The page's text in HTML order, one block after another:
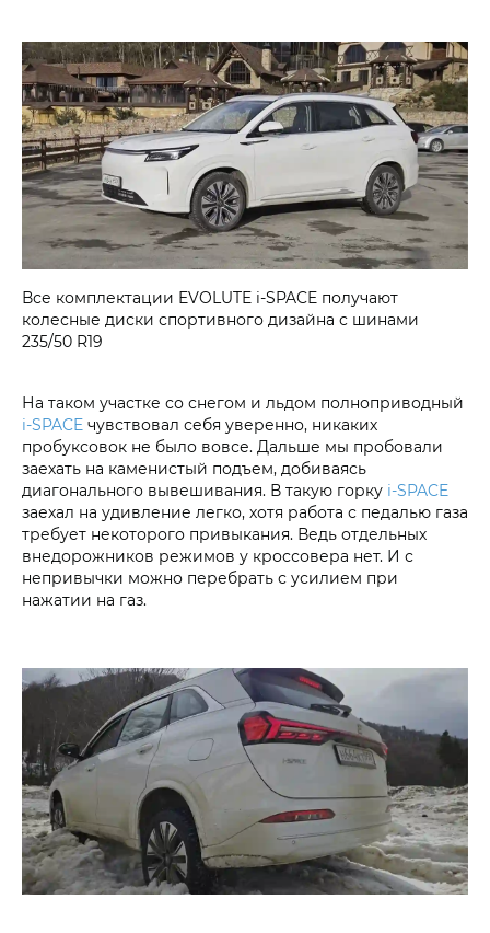
Все комплектации EVOLUTE i‑SPACE получают
колесные диски спортивного дизайна с шинами
235/50 R19
На таком участке со снегом и льдом полноприводный
i‑SPACE чувствовал себя уверенно, никаких
пробуксовок не было вовсе. Дальше мы пробовали
заехать на каменистый подъем, добиваясь
диагонального вывешивания. В такую горку i‑SPACE
заехал на удивление легко, хотя работа с педалью газа
требует некоторого привыкания. Ведь отдельных
внедорожников режимов у кроссовера нет. И с
непривычки можно перебрать с усилием при
нажатии на газ.